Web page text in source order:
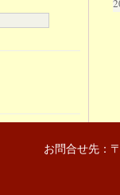
お問合せ先：